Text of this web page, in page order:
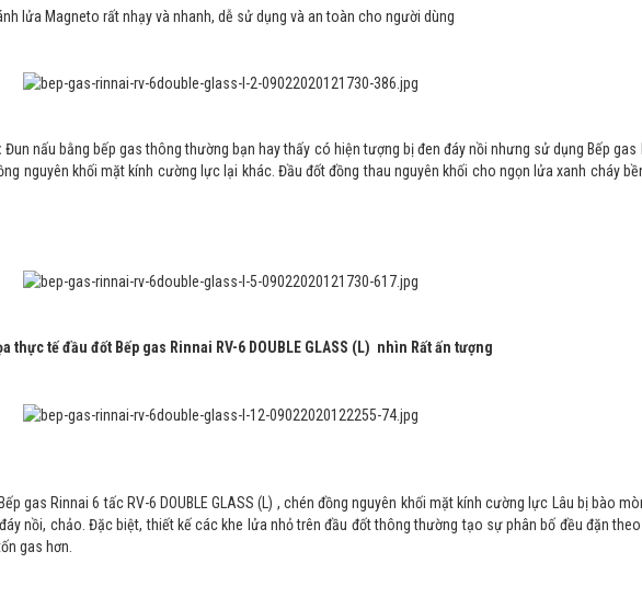
lửa Magneto rất nhạy và nhanh, dễ sử dụng và an toàn cho người dùng
Đun nấu bằng bếp gas thông thường bạn hay thấy có hiện tượng bị đen đáy nồi nhưng sử dụng Bếp gas
nguyên khối mặt kính cường lực lại khác. Đầu đốt đồng thau nguyên khối cho ngọn lửa xanh cháy
thực tế đầu đốt Bếp gas Rinnai RV-6 DOUBLE GLASS (L) nhìn Rất ấn tượng
Bếp gas Rinnai 6 tấc RV-6 DOUBLE GLASS (L) , chén đồng nguyên khối mặt kính cường lực Lâu bị bào
nồi, chảo. Đặc biệt, thiết kế các khe lửa nhỏ trên đầu đốt thông thường tạo sự phân bố đều đặn
gas hơn.